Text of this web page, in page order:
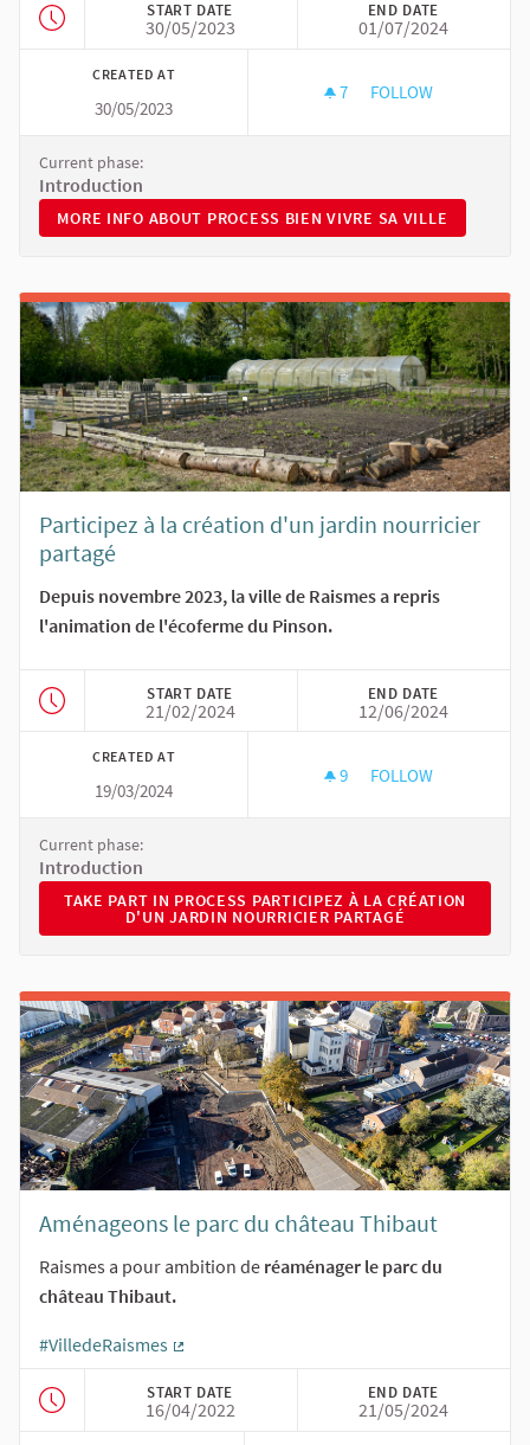
START DATE
30/05/2023
END DATE
01/07/2024
CREATED AT
30/05/2023
7 7 FOLLOWERS
FOLLOW
Current phase:
Introduction
MORE INFO ABOUT PROCESS BIEN VIVRE SA VILLE
MORE INFO ABOUT PROCESS BIEN VIVRE SA VILLE
Participez à la création d'un jardin nourricier
partagé
Depuis novembre 2023, la ville de Raismes a repris
l'animation de l'écoferme du Pinson.
START DATE
21/02/2024
END DATE
12/06/2024
CREATED AT
19/03/2024
9 9 FOLLOWERS
FOLLOW
Current phase:
Introduction
TAKE PART IN PROCESS PARTICIPEZ À LA CRÉATION D'UN
TAKE PART IN PROCESS PARTICIPEZ À LA CRÉATION
D'UN JARDIN NOURRICIER PARTAGÉ
Aménageons le parc du château Thibaut
Raismes a pour ambition de réaménager le parc du
château Thibaut.
#VilledeRaismes
START DATE
16/04/2022
END DATE
21/05/2024